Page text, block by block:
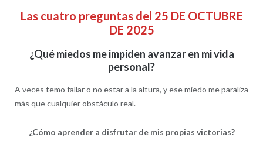
Las cuatro preguntas del 25 DE OCTUBRE
DE 2025
¿Qué miedos me impiden avanzar en mi vida
personal?
A veces temo fallar o no estar a la altura, y ese miedo me paraliza
más que cualquier obstáculo real.
¿Cómo aprender a disfrutar de mis propias victorias?